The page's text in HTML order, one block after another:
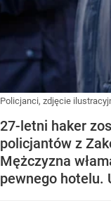
Policjanci, zdjęcie
27-letni haker
policjantów z
Mężczyzna
pewnego hotelu.